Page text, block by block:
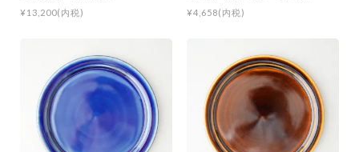
¥13,200(内税) ¥4,658(内税)